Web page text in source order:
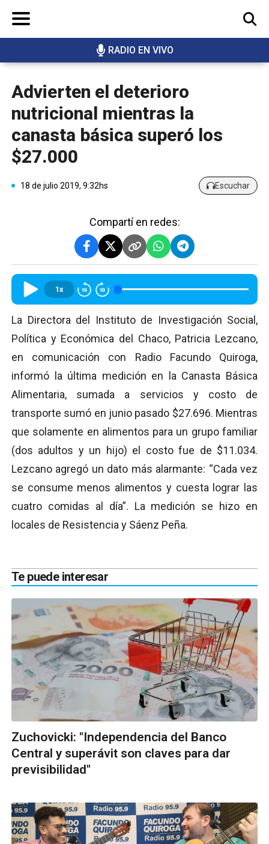
RADIO EN VIVO
BUSCAR
Advierten el deterioro
nutricional mientras la
canasta básica superó los
$27.000
18 de julio 2019, 9:32hs Escuchar
Compartí en redes:
1x
La Directora del Instituto de Investigación Social,
Política y Económica del Chaco, Patricia Lezcano,
en comunicación con Radio Facundo Quiroga,
informó la última medición en la Canasta Básica
Alimentaria, sumada a servicios y costo de
transporte sumó en junio pasado $27.696. Mientras
que solamente en alimentos para un grupo familiar
(dos adultos y un hijo) el costo fue de $11.034.
Lezcano agregó un dato más alarmante: “Cada vez
se consume menos alimentos y cuesta lograr las
cuatro comidas al día”. La medición se hizo en
locales de Resistencia y Sáenz Peña.
Te puede interesar
Zuchovicki: "Independencia del Banco
Central y superávit son claves para dar
previsibilidad"